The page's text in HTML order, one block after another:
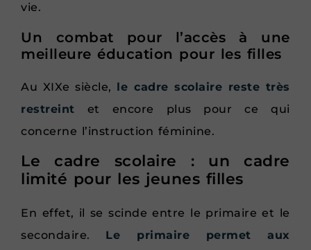
vie.
Un combat pour l’accès à une
meilleure éducation pour les filles
Au XIXe siècle, le cadre scolaire reste très
restreint et encore plus pour ce qui
concerne l’instruction féminine.
Le cadre scolaire : un cadre
limité pour les jeunes filles
En effet, il se scinde entre le primaire et le
secondaire. Le primaire permet aux